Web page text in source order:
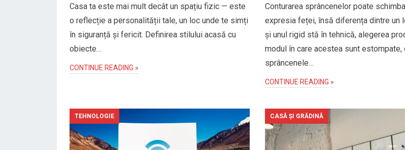
Casa ta este mai mult decât un spațiu fizic — este
o reflecție a personalității tale, un loc unde te simți
în siguranță și fericit. Definirea stilului acasă cu
obiecte…
CONTINUE READING »
Conturarea sprâncenelor poate
expresia feței, însă diferența dintre un
și unul rigid stă în tehnică, alegerea
modul în care acestea sunt estompate,
sprâncenele…
CONTINUE READING »
TEHNOLOGIE CASĂ ȘI GRĂDINĂ